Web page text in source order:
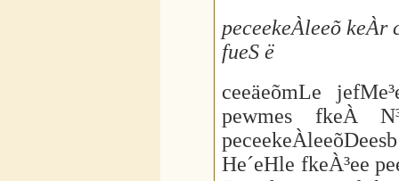
peceekeÀleeõ keÀr
fueS ë
ceeäeõmLe
pewmes fkeÀ
He´eHle fkeÀ³ee